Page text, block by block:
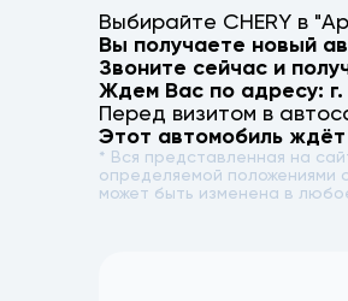
Выбирайте CHERY в
Вы получаете новый
Звоните сейчас и
Ждем Вас по адресу: г.
Перед визитом в
Этот автомобиль ждёт
* Вся представленная на
определяемой положениями
может быть изменена в